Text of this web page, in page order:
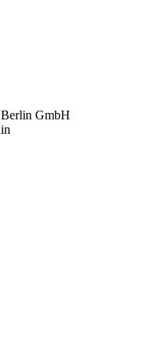
Berlin GmbH